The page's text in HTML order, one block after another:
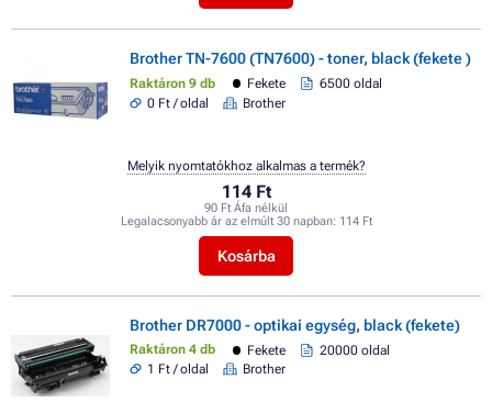
Brother TN-7600 (TN7600) - toner, black (fekete )
Raktáron 9 db Fekete
6500 oldal
0 Ft / oldal
Brother
114 Ft
90 Ft Áfa nélkül
Legalacsonyabb ár az elmúlt 30 napban: 114 Ft
Kosárba
Melyik nyomtatókhoz alkalmas a termék?
Brother DR7000 - optikai egység, black (fekete)
Raktáron 4 db Fekete
20000 oldal
1 Ft / oldal
Brother